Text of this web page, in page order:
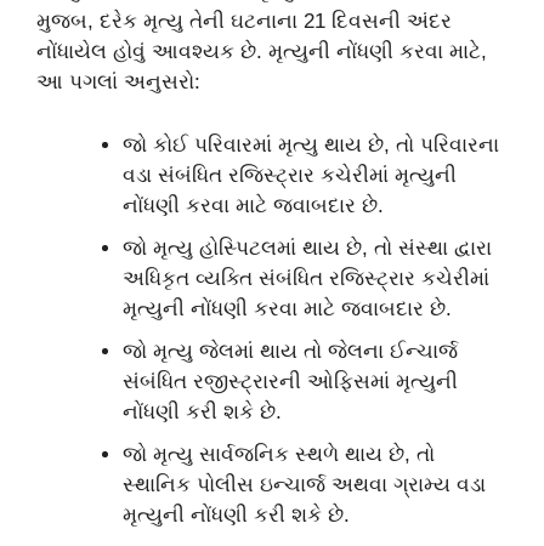
મુજબ, દરેક મૃત્યુ તેની ઘટનાના 21 દિવસની અંદર
નોંધાયેલ હોવું આવશ્યક છે. મૃત્યુની નોંધણી કરવા માટે,
આ પગલાં અનુસરો:
જો કોઈ પરિવારમાં મૃત્યુ થાય છે, તો પરિવારના
વડા સંબંધિત રજિસ્ટ્રાર કચેરીમાં મૃત્યુની
નોંધણી કરવા માટે જવાબદાર છે.
જો મૃત્યુ હોસ્પિટલમાં થાય છે, તો સંસ્થા દ્વારા
અધિકૃત વ્યક્તિ સંબંધિત રજિસ્ટ્રાર કચેરીમાં
મૃત્યુની નોંધણી કરવા માટે જવાબદાર છે.
જો મૃત્યુ જેલમાં થાય તો જેલના ઈન્ચાર્જ
સંબંધિત રજીસ્ટ્રારની ઓફિસમાં મૃત્યુની
નોંધણી કરી શકે છે.
જો મૃત્યુ સાર્વજનિક સ્થળે થાય છે, તો
સ્થાનિક પોલીસ ઇન્ચાર્જ અથવા ગ્રામ્ય વડા
મૃત્યુની નોંધણી કરી શકે છે.